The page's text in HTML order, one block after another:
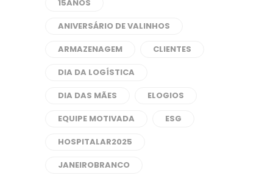
15ANOS
ANIVERSÁRIO DE VALINHOS
ARMAZENAGEM
CLIENTES
DIA DA LOGÍSTICA
DIA DAS MÃES
ELOGIOS
EQUIPE MOTIVADA
ESG
HOSPITALAR2025
JANEIROBRANCO